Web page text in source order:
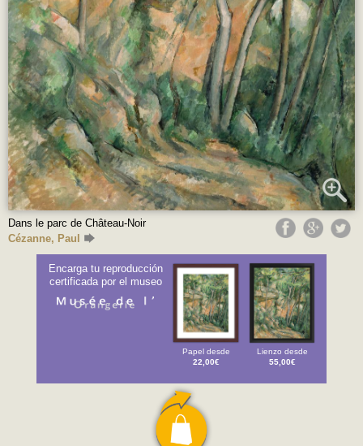
Dans le parc de Château-Noir
Cézanne, Paul
Encarga tu reproducción
certificada por el museo
Papel desde
22,00€
Lienzo desde
55,00€